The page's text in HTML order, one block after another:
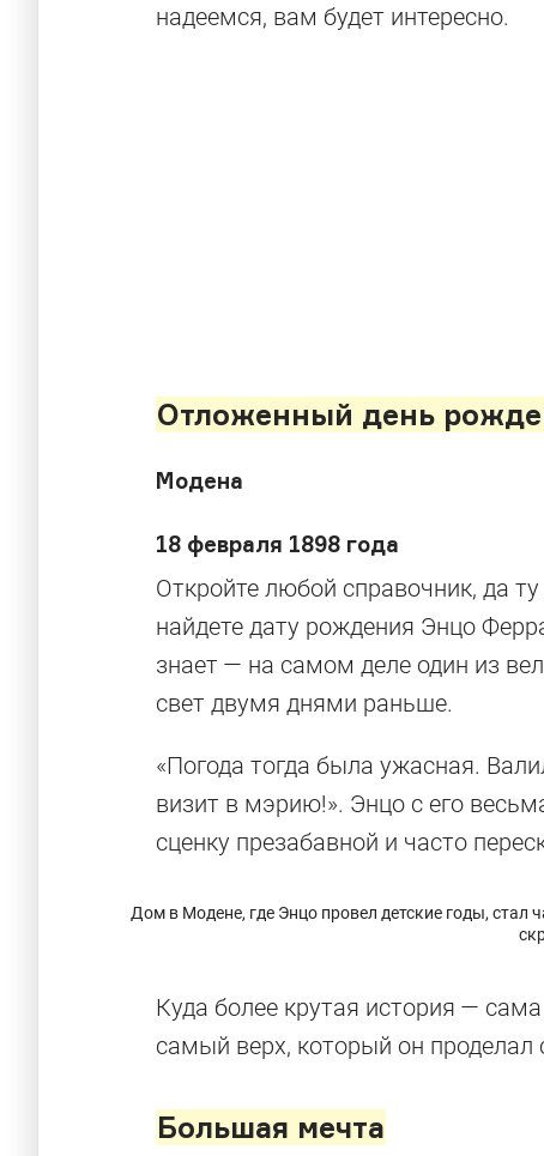
надеемся, вам будет интересно.
Отложенный день
Модена
18 февраля 1898 года
Откройте любой справочник, да
найдете дату рождения Энцо
знает — на самом деле один из
свет двумя днями раньше.
«Погода тогда была ужасная.
визит в мэрию!». Энцо с его
сценку презабавной и часто
Дом в Модене, где Энцо провел детские годы,
Куда более крутая история —
самый верх, который он
Большая мечта